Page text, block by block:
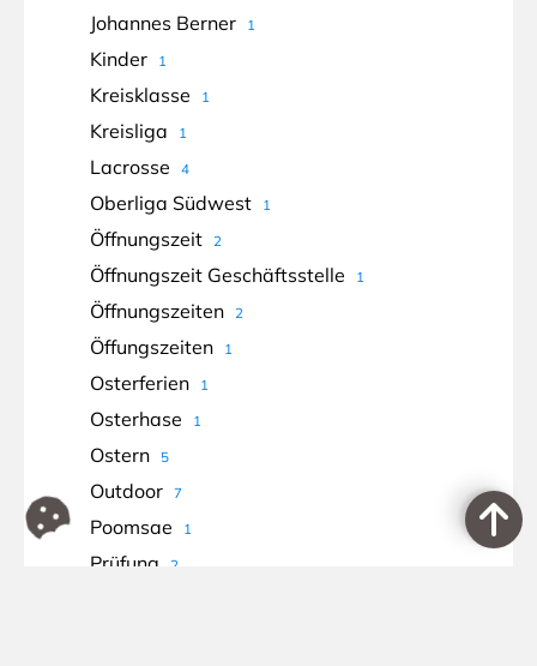
Johannes Berner 1
Kinder 1
Kreisklasse 1
Kreisliga 1
Lacrosse 4
Oberliga Südwest 1
Öffnungszeit 2
Öffnungszeit Geschäftsstelle 1
Öffnungszeiten 2
Öffungszeiten 1
Osterferien 1
Osterhase 1
Ostern 5
Outdoor 7
Poomsae 1
Prüfung 2